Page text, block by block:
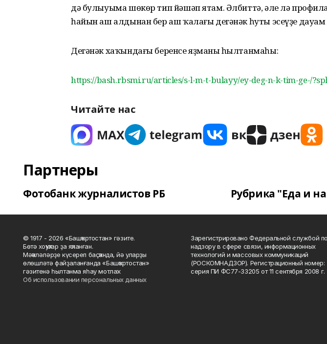
дә булыуыма шөкөр тип йәшәп ятам. Әлбиттә, әле лә
һайын аш алдынан бер аш ҡалағы дегәнәк һуты эсеүҙе дауам
Дегәнәк хаҡындағы беренсе яҙманың һылтанмаһы:
https://bash.rbsmi.ru/articles/s-l-m-t-bulayy/ey-deg-n-k-tim-ge-/
Читайте нас
Партнеры
Фотобанк журналистов РБ Рубрика "Еда и
© 1917 - 2026 «Башҡортостан» гәзите.
Бөтә хоҡуҡтар ҙа яҡланған.
Мәҡәләләрҙе күсереп баҫҡанда, йә уларҙы
өлөшләтә файҙаланғанда «Башҡортостан»
гәзитенә һылтанма яһау мотлаҡ.
Об использовании персональных данных
Зарегистрировано Федеральной службой по
надзору в сфере связи, информационных
технологий и массовых коммуникаций
(РОСКОМНАДЗОР). Регистрационный номер:
серия ПИ ФС77-33205 от 11 сентября 2008 г.